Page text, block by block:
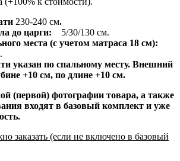
230-240 см.
до царги: 5/30/130 см.
места (с учетом матраса 18 см):
указан по спальному месту. Внешний
+10 см, по длине +10 см.
(первой) фотографии товара, а также
входят в базовый комплект и уже
заказать (если не включено в базовый